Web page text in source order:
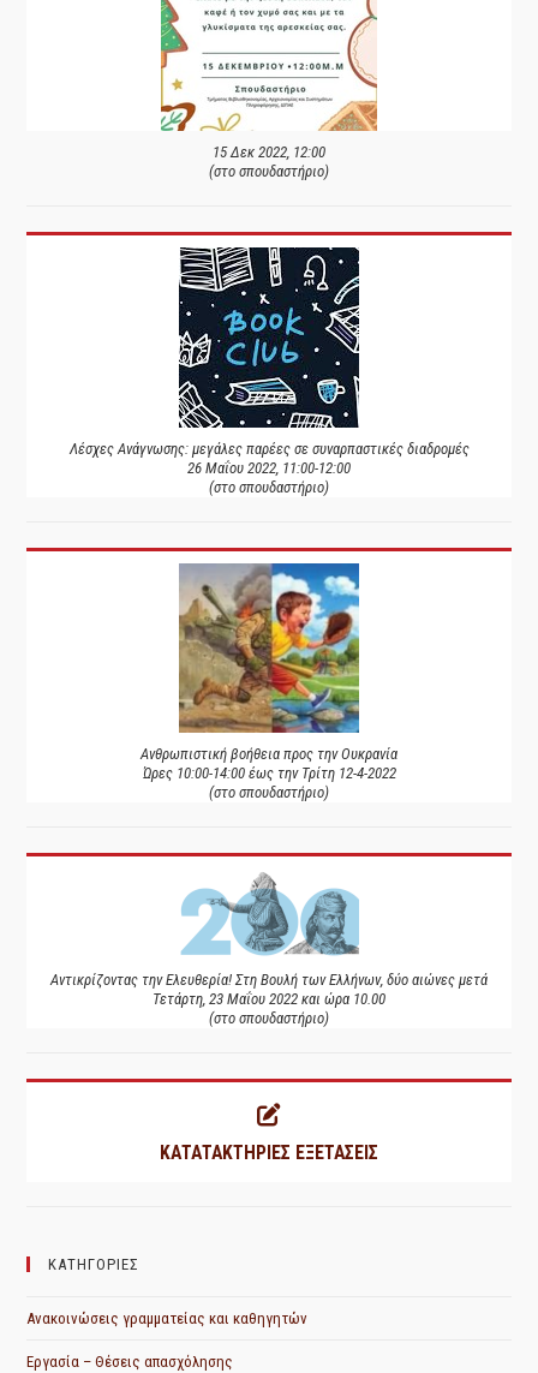
15 Δεκ 2022, 12:00
(στο σπουδαστήριο)
Λέσχες Ανάγνωσης: μεγάλες παρέες σε συναρπαστικές διαδρομές
26 Μαΐου 2022, 11:00-12:00
(στο σπουδαστήριο)
Ανθρωπιστική βοήθεια προς την Ουκρανία
Ώρες 10:00-14:00 έως την Τρίτη 12-4-2022
(στο σπουδαστήριο)
Αντικρίζοντας την Ελευθερία! Στη Βουλή των Ελλήνων, δύο αιώνες μετά
Τετάρτη, 23 Μαΐου 2022 και ώρα 10.00
(στο σπουδαστήριο)
ΚΑΤΑΤΑΚΤΗΡΙΕΣ ΕΞΕΤΑΣΕΙΣ
ΚΑΤΗΓΟΡΙΕΣ
Ανακοινώσεις γραμματείας και καθηγητών
Εργασία – Θέσεις απασχόλησης